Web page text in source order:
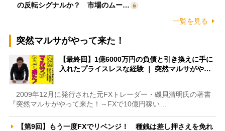
の反転シグナルか？ 市場のムー…
一覧を見る
突然マルサがやって来た！
【最終回】1億6000万円の負債と引き換えに手に
入れたプライスレスな経験 ｜ 突然マルサがや…
2009年12月に発行された元FXトレーダー・磯貝清明氏の著書
『突然マルサがやって来た！～FXで10億円稼い…
【第9回】もう一度FXでリベンジ！ 種銭は差し押さえを免れ